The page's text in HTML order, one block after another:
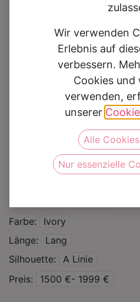
Brautkleid
Auf die
Farbe
Ivory
Länge
Lang
Silhouette
A Linie
Preis
1500 €- 1999 €
Wir verwenden
Erlebnis auf
verbessern.
Cookies und
verwenden,
unserer
Alle
Nur essenzielle